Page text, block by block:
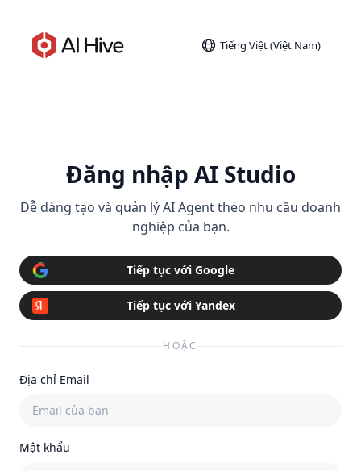
Tiếng Việt (Việt Nam)
Đăng nhập AI Studio
Dễ dàng tạo và quản lý AI Agent theo nhu cầu doanh
nghiệp của bạn.
Tiếp tục với Google
Tiếp tục với Yandex
HOẶC
Địa chỉ Email
Mật khẩu